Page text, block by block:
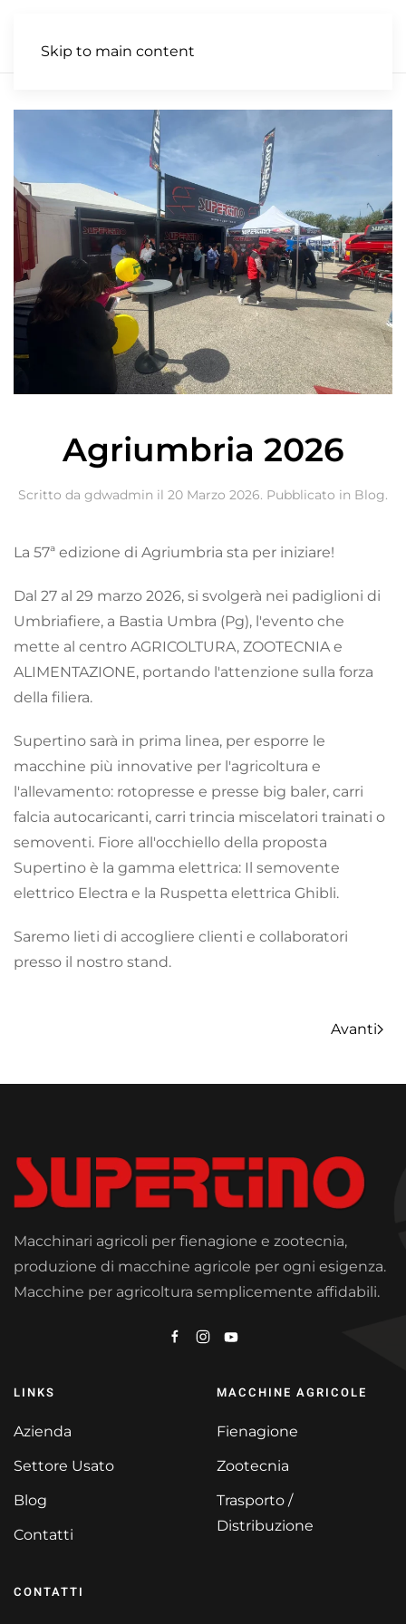
Skip to main content
Agriumbria 2026
Scritto da gdwadmin il 20 Marzo 2026. Pubblicato in Blog.
La 57ª edizione di Agriumbria sta per iniziare!
Dal 27 al 29 marzo 2026, si svolgerà nei padiglioni di
Umbriafiere, a Bastia Umbra (Pg), l'evento che
mette al centro AGRICOLTURA, ZOOTECNIA e
ALIMENTAZIONE, portando l'attenzione sulla forza
della filiera.
Supertino sarà in prima linea, per esporre le
macchine più innovative per l'agricoltura e
l'allevamento: rotopresse e presse big baler, carri
falcia autocaricanti, carri trincia miscelatori trainati o
semoventi. Fiore all'occhiello della proposta
Supertino è la gamma elettrica: Il semovente
elettrico Electra e la Ruspetta elettrica Ghibli.
Saremo lieti di accogliere clienti e collaboratori
presso il nostro stand.
Avanti
Macchinari agricoli per fienagione e zootecnia,
produzione di macchine agricole per ogni esigenza.
Macchine per agricoltura semplicemente affidabili.
LINKS
Azienda
Settore Usato
Blog
Contatti
MACCHINE AGRICOLE
Fienagione
Zootecnia
Trasporto /
Distribuzione
CONTATTI